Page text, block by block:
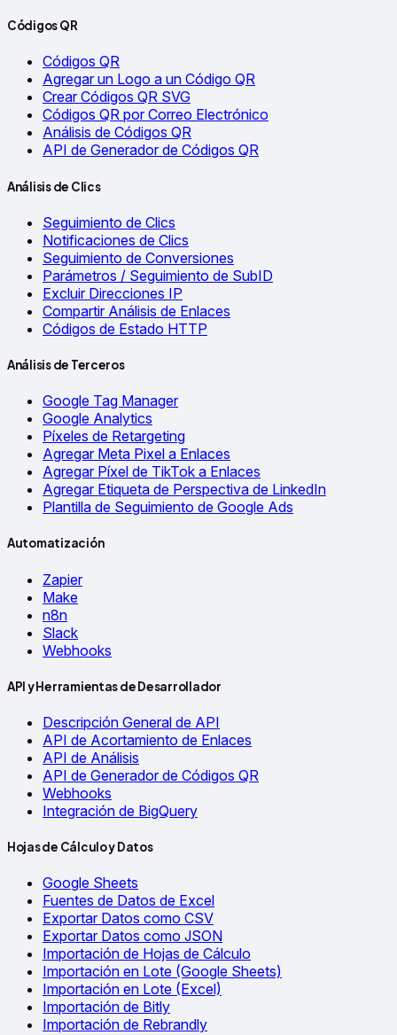
Códigos QR
Códigos QR
Agregar un Logo a un Código QR
Crear Códigos QR SVG
Códigos QR por Correo Electrónico
Análisis de Códigos QR
API de Generador de Códigos QR
Análisis de Clics
Seguimiento de Clics
Notificaciones de Clics
Seguimiento de Conversiones
Parámetros / Seguimiento de SubID
Excluir Direcciones IP
Compartir Análisis de Enlaces
Códigos de Estado HTTP
Análisis de Terceros
Google Tag Manager
Google Analytics
Píxeles de Retargeting
Agregar Meta Pixel a Enlaces
Agregar Píxel de TikTok a Enlaces
Agregar Etiqueta de Perspectiva de LinkedIn
Plantilla de Seguimiento de Google Ads
Automatización
Zapier
Make
n8n
Slack
Webhooks
API y Herramientas de Desarrollador
Descripción General de API
API de Acortamiento de Enlaces
API de Análisis
API de Generador de Códigos QR
Webhooks
Integración de BigQuery
Hojas de Cálculo y Datos
Google Sheets
Fuentes de Datos de Excel
Exportar Datos como CSV
Exportar Datos como JSON
Importación de Hojas de Cálculo
Importación en Lote (Google Sheets)
Importación en Lote (Excel)
Importación de Bitly
Importación de Rebrandly